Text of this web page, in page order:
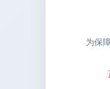
为保